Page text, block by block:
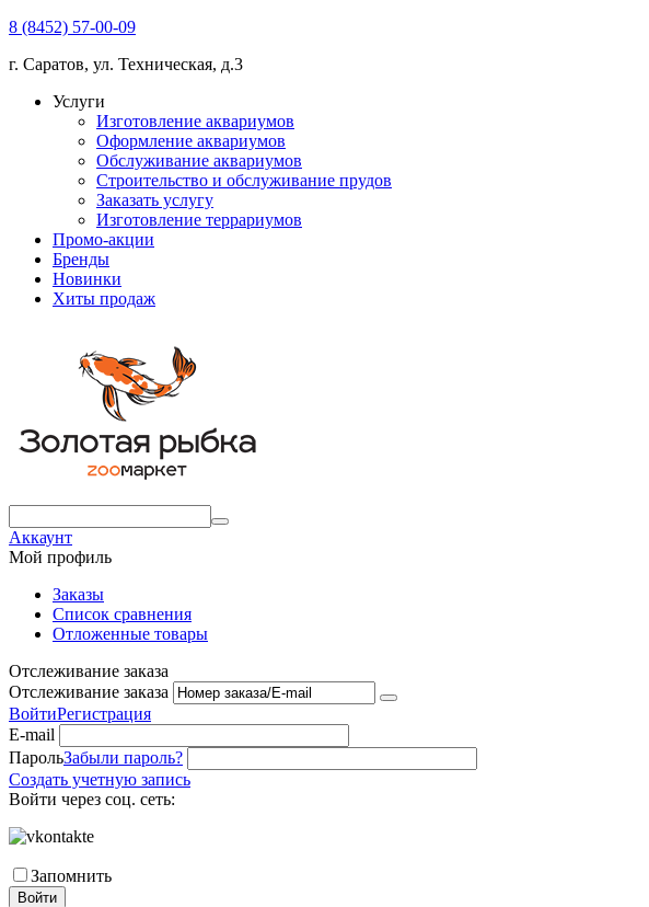
8 (8452) 57-00-09
г. Саратов, ул. Техническая, д.3
Услуги
Изготовление аквариумов
Оформление аквариумов
Обслуживание аквариумов
Строительство и обслуживание прудов
Заказать услугу
Изготовление террариумов
Промо-акции
Бренды
Новинки
Хиты продаж
Аккаунт
Мой профиль
Заказы
Список сравнения
Отложенные товары
Отслеживание заказа
Отслеживание заказа
ВойтиРегистрация
E-mail
ПарольЗабыли пароль?
Создать учетную запись
Войти через соц. сеть:
Запомнить
Войти